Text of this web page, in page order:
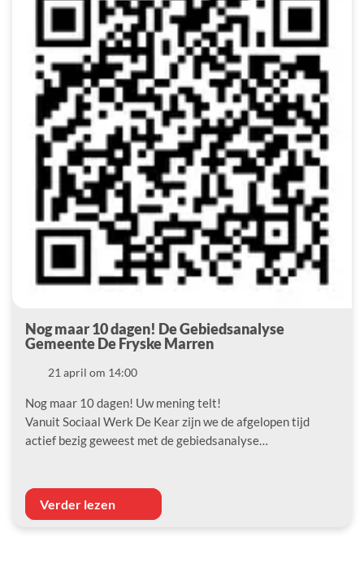
Nog maar 10 dagen! De Gebiedsanalyse
Gemeente De Fryske Marren
Datum21 april om 14:00
Nog maar 10 dagen! Uw mening telt!
Vanuit Sociaal Werk De Kear zijn we de afgelopen tijd
actief bezig geweest met de gebiedsanalyse…
Verder lezen